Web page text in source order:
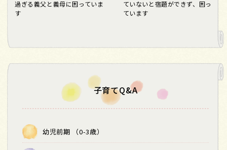
過ぎる義父と義母に困っていま
す
ていないと宿題ができず、困っ
ています
子育てQ&A
幼児前期 （0-3歳）